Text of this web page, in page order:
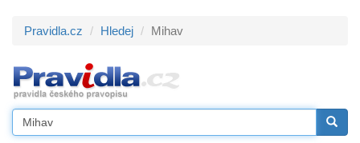
Pravidla.cz Hledej Mihav